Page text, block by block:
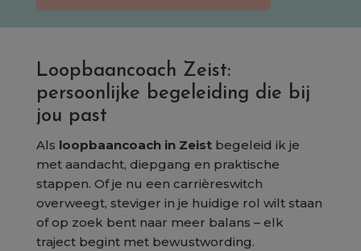
Loopbaancoach Zeist:
persoonlijke begeleiding die bij
jou past
Als loopbaancoach in Zeistbegeleid ik je
met aandacht, diepgang en praktische
stappen. Of je nu een carrièreswitch
overweegt, steviger in je huidige rol wilt staan
of op zoek bent naar meer balans – elk
traject begint met bewustwording.